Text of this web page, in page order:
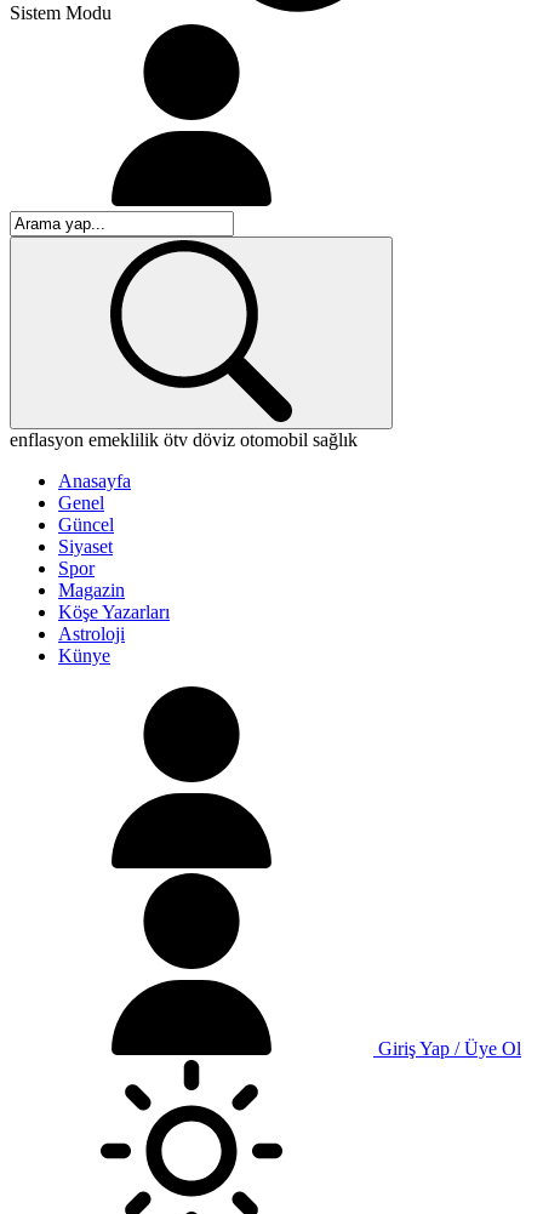
Sistem Modu
enflasyon emeklilik ötv döviz otomobil sağlık
Anasayfa
Genel
Güncel
Siyaset
Spor
Magazin
Köşe Yazarları
Astroloji
Künye
Giriş Yap / Üye Ol